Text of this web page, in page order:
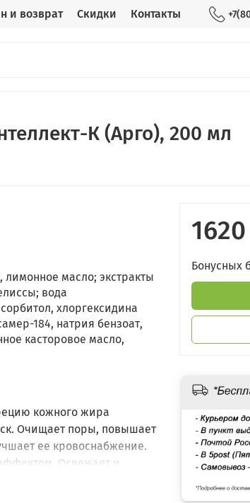
и возврат Скидки Контакты
К (Арго), 200 мл
лимонное масло; экстракты
вода
хлоргексидина
184, натрия бензоат,
касторовое масло,
кожного жира
Очищает поры, повышает
ее кровоснабжение.
Освежает и
для жирной
Бонусных